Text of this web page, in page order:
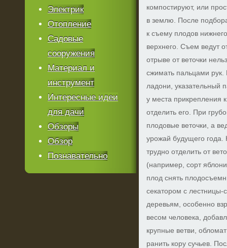
компостируют, или
в землю. После
к съему плодов
верхнего. Съем ведут
отрыве от веточки
сжимать пальцами рук.
ладони, указательный
у места прикрепления
отделить его. При
плодовые веточки, а
урожай будущего года.
трудно отделить от
(например, сорт
плод снять
секатором с лестницы-
деревьям, особенно
весом человека,
крупные ветви,
ранить кору сучьев.
Электрик
Отопление
Садовые
сооружения
Материал и
инструмент
Интересные идеи
для дачи
Обзоры
Обзор
Познавательно